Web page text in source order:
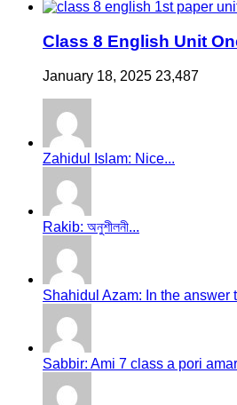
Class 8 English Unit
January 18, 2025 23,487
Zahidul Islam: Nice...
Rakib: অনুশীলনী...
Shahidul Azam: In the answer
Sabbir: Ami 7 class a pori